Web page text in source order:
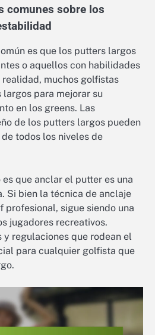
comunes sobre los
es que los putters largos
o aquellos con habilidades
muchos golfistas
para mejorar su
en los greens. Las
de los putters largos pueden
todos los niveles de
que anclar el putter es una
Si bien la técnica de anclaje
sigue siendo una
jugadores recreativos.
regulaciones que rodean el
para cualquier golfista que